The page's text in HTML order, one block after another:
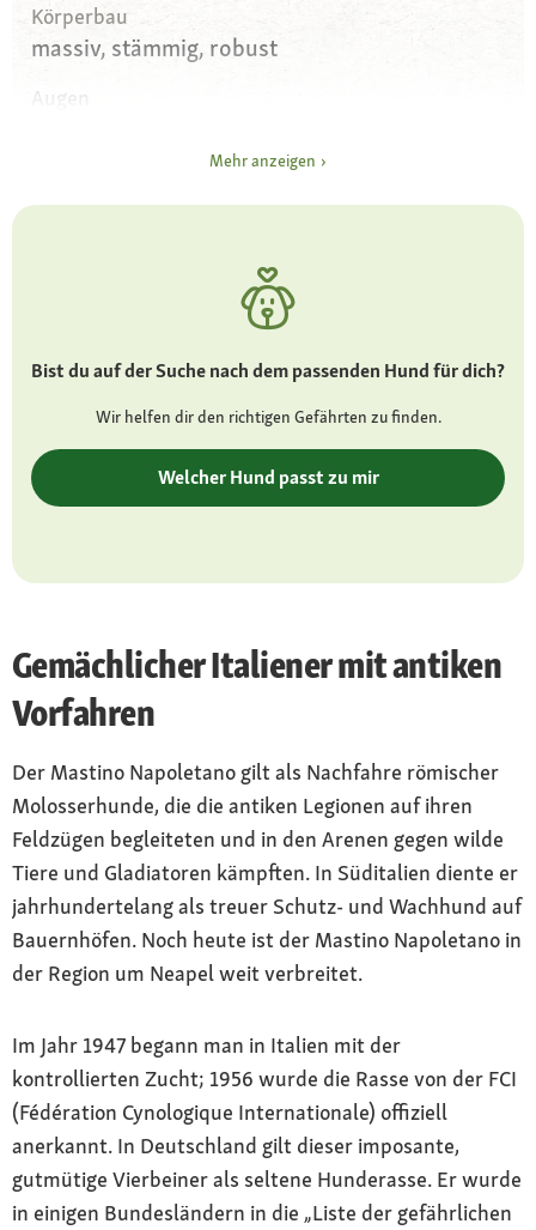
Körperbau
massiv, stämmig, robust
Augen
Hautfalten verdeckt sein dürfen
Ohren
kurzes, raues, dichtes Haarkleid,
Braun, Hirschrot
wird in einigen Bundesländern als gefährlich
eingestuft, unbedingt an seriösen Züchter
Charakter
Gesundheit
Neigung zu Hautentzündungen,
Brachyzephalie, Ektropium, Hüftgelenks- und
Knochenerkrankungen
Mehr anzeigen
Bist du auf der Suche nach dem passenden Hund für dich?
Wir helfen dir den richtigen Gefährten zu finden.
Welcher Hund passt zu mir
Gemächlicher Italiener mit antiken
Vorfahren
Der Mastino Napoletano gilt als Nachfahre römischer
Molosserhunde, die die antiken Legionen auf ihren
Feldzügen begleiteten und in den Arenen gegen wilde
Tiere und Gladiatoren kämpften. In Süditalien diente er
jahrhundertelang als treuer Schutz- und Wachhund auf
Bauernhöfen. Noch heute ist der Mastino Napoletano in
der Region um Neapel weit verbreitet.
Im Jahr 1947 begann man in Italien mit der
kontrollierten Zucht; 1956 wurde die Rasse von der FCI
(Fédération Cynologique Internationale) offiziell
anerkannt. In Deutschland gilt dieser imposante,
gutmütige Vierbeiner als seltene Hunderasse. Er wurde
in einigen Bundesländern in die „Liste der gefährlichen